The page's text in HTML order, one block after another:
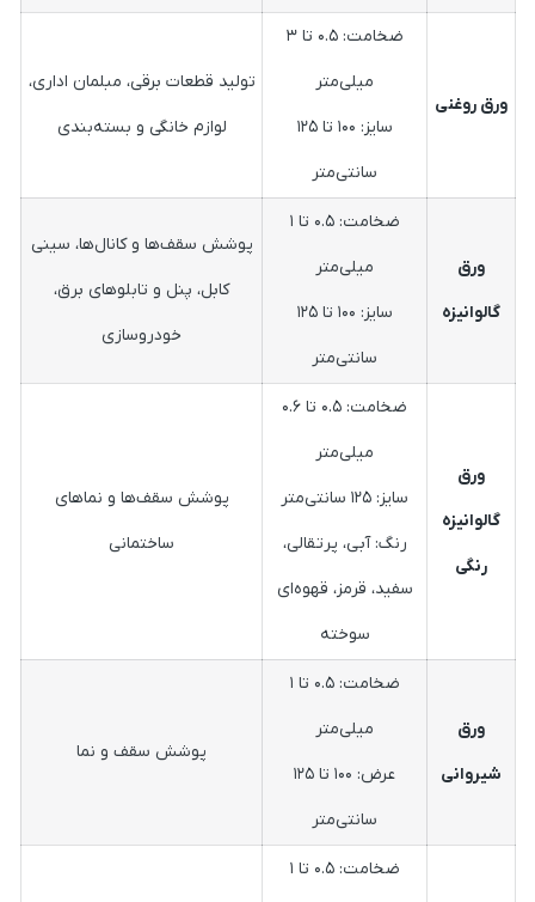
ورق روغنی
ضخامت: ۰.۵ تا ۳
میلی‌متر
سایز: ۱۰۰ تا ۱۲۵
سانتی‌متر
تولید قطعات برقی، مبلمان اداری،
لوازم خانگی و بسته‌بندی
ورق
گالوانیزه
ضخامت: ۰.۵ تا ۱
میلی‌متر
سایز: ۱۰۰ تا ۱۲۵
سانتی‌متر
پوشش سقف‌ها و کانال‌ها، سینی
کابل، پنل و تابلوهای برق،
خودروسازی
ورق
گالوانیزه
رنگی
ضخامت: ۰.۵ تا ۰.۶
میلی‌متر
سایز: ۱۲۵ سانتی‌متر
رنگ: آبی، پرتقالی،
سفید، قرمز، قهوه‌ای
سوخته
پوشش سقف‌ها و نماهای
ساختمانی
ورق
شیروانی
ضخامت: ۰.۵ تا ۱
میلی‌متر
عرض: ۱۰۰ تا ۱۲۵
سانتی‌متر
پوشش سقف و نما
ضخامت: ۰.۵ تا ۱